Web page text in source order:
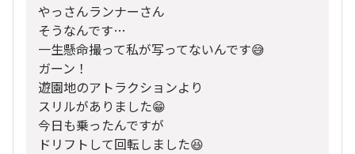
やっさんランナーさん
そうなんです…
一生懸命撮って私が写ってないんです😅
ガーン！
遊園地のアトラクションより
スリルがありました😁
今日も乗ったんですが
ドリフトして回転しました😆